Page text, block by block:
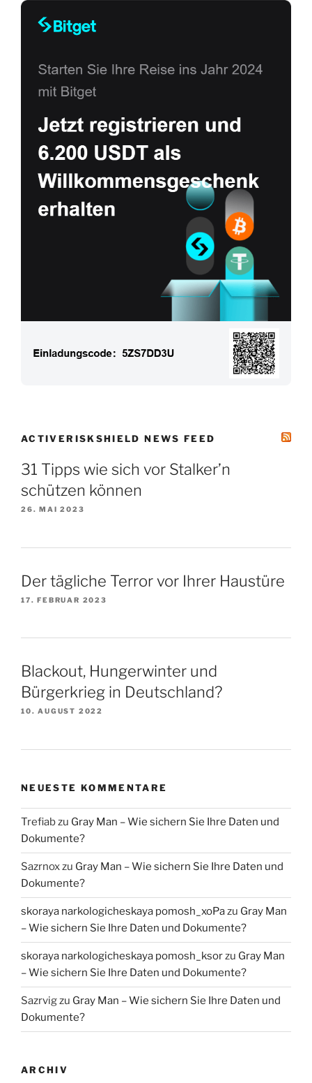
ACTIVERISKSHIELD NEWS FEED
31 Tipps wie sich vor Stalker’n
schützen können
26. MAI 2023
Der tägliche Terror vor Ihrer Haustüre
17. FEBRUAR 2023
Blackout, Hungerwinter und
Bürgerkrieg in Deutschland?
10. AUGUST 2022
NEUESTE KOMMENTARE
Trefiabzu Gray Man – Wie sichern Sie Ihre Daten und
Dokumente?
Sazrnoxzu Gray Man – Wie sichern Sie Ihre Daten und
Dokumente?
skoraya narkologicheskaya pomosh_xoPazu Gray Man
– Wie sichern Sie Ihre Daten und Dokumente?
skoraya narkologicheskaya pomosh_ksorzu Gray Man
– Wie sichern Sie Ihre Daten und Dokumente?
Sazrvigzu Gray Man – Wie sichern Sie Ihre Daten und
Dokumente?
ARCHIV